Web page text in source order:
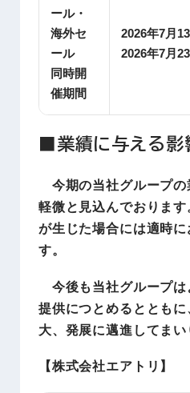
ール・
海外セ
ール
同時開
催期間
2026年7月
2026年7月
■業績に与える影
今期の当社グループの
軽微と見込んでおりま
が生じた場合には適時に
す。
今後も当社グループは
提供につとめるととも
大、発展に邁進してまい
【株式会社エアトリ】